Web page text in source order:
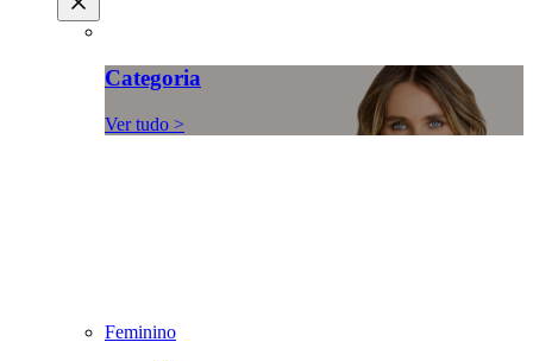
Categoria
Ver tudo >
Feminino